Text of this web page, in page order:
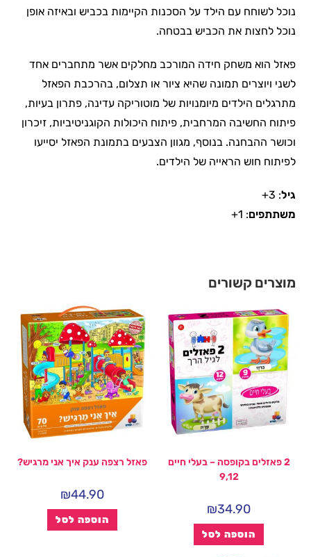
נוכל לשוחח עם הילד על הסכנות הקיימות בכביש ובאיזה אופן
נוכל לחצות את הכביש בבטחה.
פאזל הוא משחק חידה המורכב מחלקים אשר מתחברים אחד
לשני ויוצרים תמונה שהיא ציור או תצלום, בהרכבת הפאזל
מתרגלים הילדים מיומנויות של מוטוריקה עדינה, פתרון בעיות,
פיתוח החשיבה המרחבית, פיתוח היכולות הקוגניטיביות, זיכרון
וכושר ההבחנה. בנוסף, מגוון הצבעים בתמונת הפאזל יסייעו
לפיתוח חוש הראייה של הילדים.
גיל: 3+
משתתפים: 1+
מוצרים קשורים
2 פאזלים בקופסה – בעלי חיים
9,12
₪34.90
הוספה לסל
פאזל רצפה ענק איך אני מרגיש?
₪44.90
הוספה לסל